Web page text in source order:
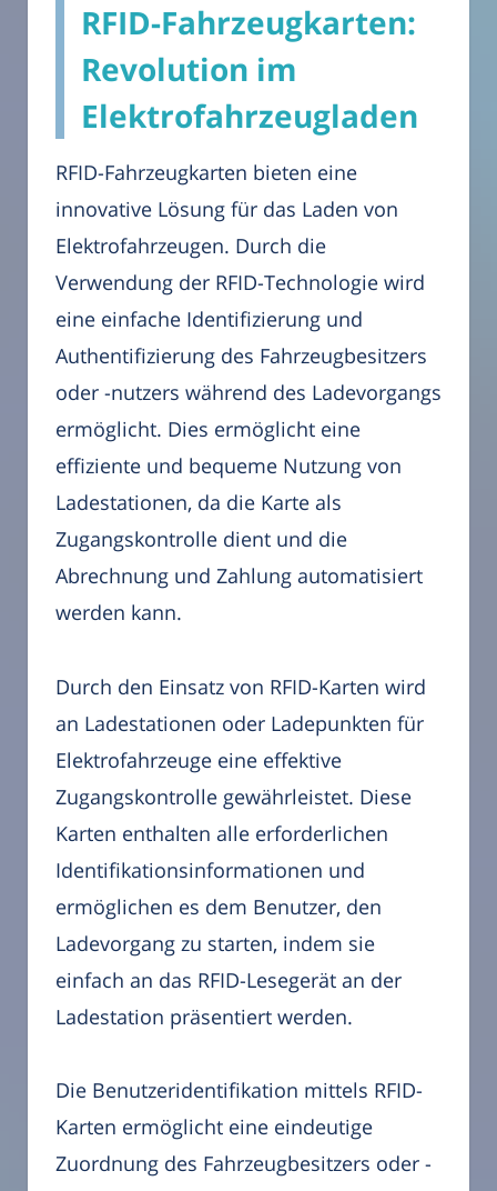
RFID-Fahrzeugkarten:
Revolution im
Elektrofahrzeugladen
RFID-Fahrzeugkarten bieten eine
innovative Lösung für das Laden von
Elektrofahrzeugen. Durch die
Verwendung der RFID-Technologie wird
eine einfache Identifizierung und
Authentifizierung des Fahrzeugbesitzers
oder -nutzers während des Ladevorgangs
ermöglicht. Dies ermöglicht eine
effiziente und bequeme Nutzung von
Ladestationen, da die Karte als
Zugangskontrolle dient und die
Abrechnung und Zahlung automatisiert
werden kann.
Durch den Einsatz von RFID-Karten wird
an Ladestationen oder Ladepunkten für
Elektrofahrzeuge eine effektive
Zugangskontrolle gewährleistet. Diese
Karten enthalten alle erforderlichen
Identifikationsinformationen und
ermöglichen es dem Benutzer, den
Ladevorgang zu starten, indem sie
einfach an das RFID-Lesegerät an der
Ladestation präsentiert werden.
Die Benutzeridentifikation mittels RFID-
Karten ermöglicht eine eindeutige
Zuordnung des Fahrzeugbesitzers oder -